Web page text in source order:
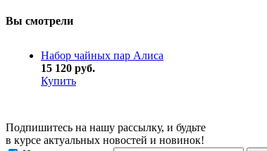
Вы смотрели
Набор чайных пар Алиса
15 120 руб.
Купить
Подпишитесь на нашу рассылку, и будьте
в курсе актуальных новостей и новинок!